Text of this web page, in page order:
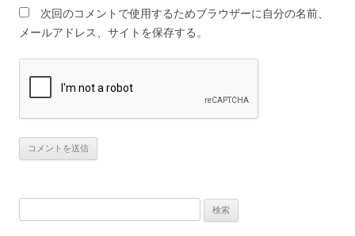
次回のコメントで使用するためブラウザーに自分の名前、
メールアドレス、サイトを保存する。